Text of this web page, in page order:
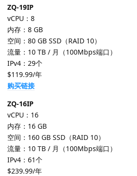
ZQ-19IP
vCPU：8
内存：8 GB
空间：80 GB SSD（RAID 10）
流量：10 TB / 月（100Mbps端口）
IPv4：29个
$119.99/年
购买链接
ZQ-16IP
vCPU：16
内存：16 GB
空间：160 GB SSD（RAID 10）
流量：10 TB / 月（100Mbps端口）
IPv4：61个
$239.99/年